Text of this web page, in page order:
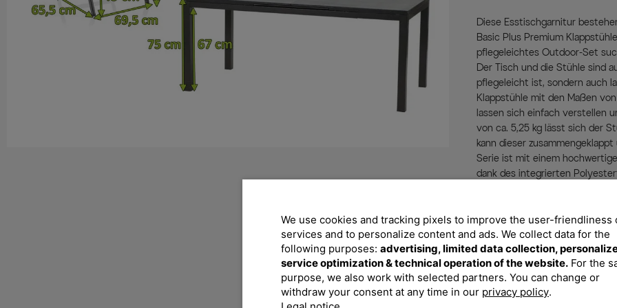
Diese Esstischgarnitur
Basic Plus Premium
pflegeleichtes Outdoor-Set
Der Tisch und die Stühle sind
pflegeleicht ist, sondern auch
Klappstühle mit den Maßen
lassen sich einfach verstellen
von ca. 5,25 kg lässt sich der
kann dieser
Serie ist mit einem
dank des integrierten
luftig, leichte Material eignet
und schnell trocknend,
Sonneneinstrahlung nicht aus.
ist unempfindlich gegen
Schimmelbefall.
Mit Maßen von ca. 180/240 x
einladenen Abstellfläche für
Diner im Sonnenuntergang.
We use cookies and tracking pixels to improve the user-friendliness
services and to personalize content and ads. We collect data for the
following purposes: advertising, limited data collection,
service optimization & technical operation of the website. For the
purpose, we also work with selected partners. You can change or
withdraw your consent at any time in our privacy policy.